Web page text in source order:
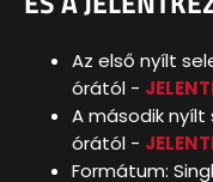
Az első nyílt
órától -
A második
órától -
Formátum: